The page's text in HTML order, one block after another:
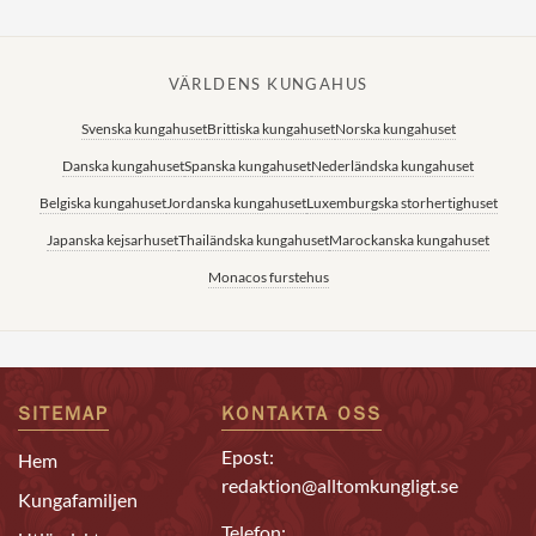
VÄRLDENS KUNGAHUS
Svenska kungahusetBrittiska kungahusetNorska kungahuset
Danska kungahusetSpanska kungahusetNederländska kungahuset
Belgiska kungahusetJordanska kungahusetLuxemburgska storhertighuset
Japanska kejsarhusetThailändska kungahusetMarockanska kungahuset
Monacos furstehus
SITEMAP
Hem
Kungafamiljen
KONTAKTA OSS
Epost:
redaktion@alltomkungligt.se